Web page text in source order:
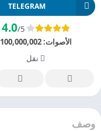
TELEGRAM
4.0/5
الأصوات:100,000,002
نقل
وصف